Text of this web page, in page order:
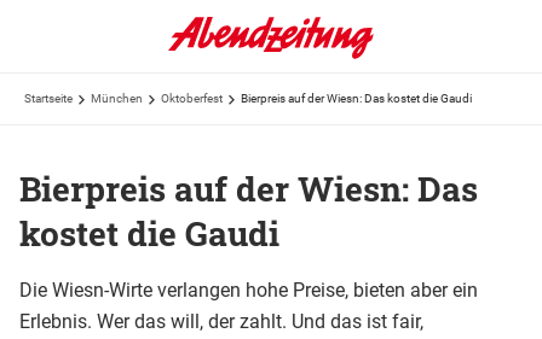
Startseite München Oktoberfest Bierpreis auf der Wiesn: Das kostet die Gaudi
Bierpreis auf der Wiesn: Das
kostet die Gaudi
Die Wiesn-Wirte verlangen hohe Preise, bieten aber ein
Erlebnis. Wer das will, der zahlt. Und das ist fair,